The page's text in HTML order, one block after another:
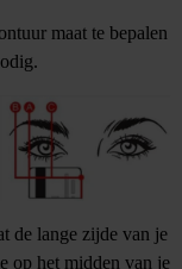
maat te bepalen
de lange zijde van je
op het midden van je